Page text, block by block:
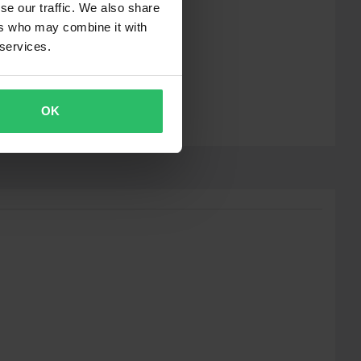
our traffic. We also share
who may combine it with
OK